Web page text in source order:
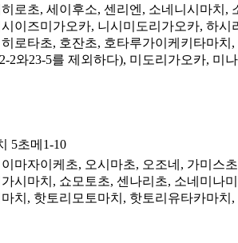
로초, 세이후소, 센리엔, 소네니시마치
이즈미가오카, 니시미도리가오카, 하
로타초, 호잔초, 호타루가이케키타마
2와23-5를 제외하다), 미도리가오카,
5초메1-10
마자이케초, 오시마초, 오조네, 가미스
시마치, 쇼모토초, 센나리초, 소네미나
치, 핫토리모토마치, 핫토리유타카마